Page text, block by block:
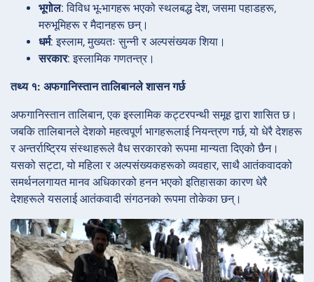
भूगोल: विविध भू-भागहरू भएको स्थलबद्ध देश, जसमा पहाडहरू,
मरुभूमिहरू र मैदानहरू छन्।
धर्म: इस्लाम, मुख्यतः सुन्नी र अल्पसंख्यक शिया।
सरकार: इस्लामिक गणतन्त्र।
तथ्य १: अफगानिस्तान तालिबानले शासन गर्छ
अफगानिस्तान तालिबान, एक इस्लामिक कट्टरपन्थी समूह द्वारा शासित छ।
जबकि तालिबानले देशको महत्वपूर्ण भागहरूलाई नियन्त्रण गर्छ, यो धेरै देशहरू
र अन्तर्राष्ट्रिय संस्थाहरूले वैध सरकारको रूपमा मान्यता दिएको छैन।
यसको सट्टा, यो महिला र अल्पसंख्यकहरूको व्यवहार, साथै आतंकवादको
समर्थनलगायत मानव अधिकारको हनन भएको इतिहासका कारण धेरै
देशहरूले यसलाई आतंकवादी संगठनको रूपमा तोकेका छन्।